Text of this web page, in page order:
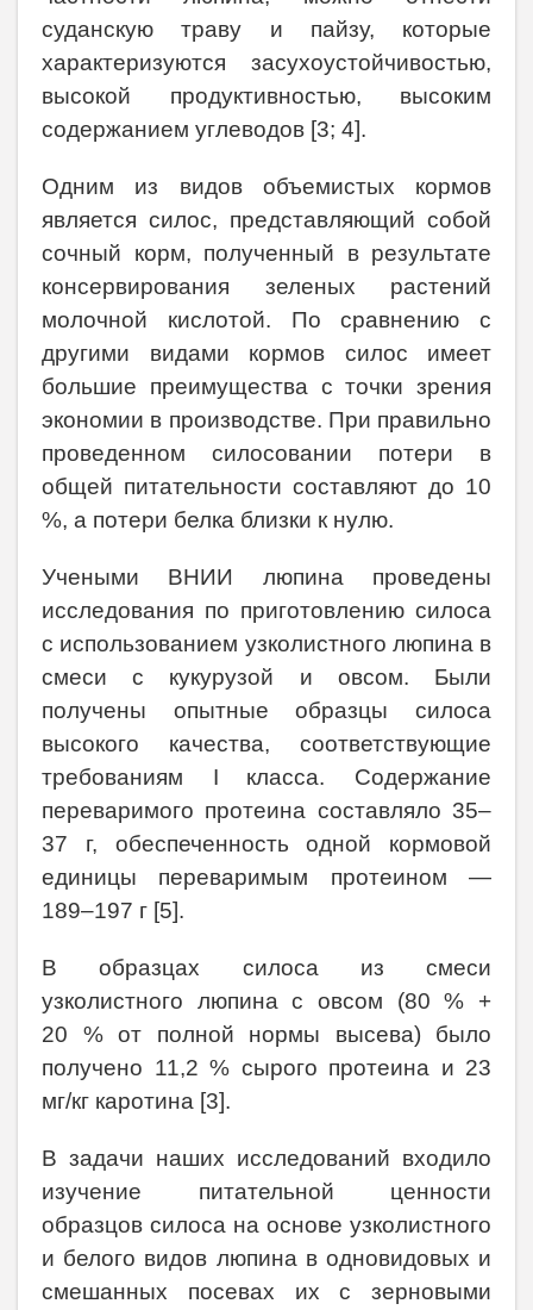
суданскую траву и пайзу, которые
характеризуются засухоустойчивостью,
высокой продуктивностью, высоким
содержанием углеводов [3; 4].
Одним из видов объемистых кормов
является силос, представляющий собой
сочный корм, полученный в результате
консервирования зеленых растений
молочной кислотой. По сравнению с
другими видами кормов силос имеет
большие преимущества с точки зрения
экономии в производстве. При правильно
проведенном силосовании потери в
общей питательности составляют до 10
%, а потери белка близки к нулю.
Учеными ВНИИ люпина проведены
исследования по приготовлению силоса
с использованием узколистного люпина в
смеси с кукурузой и овсом. Были
получены опытные образцы силоса
высокого качества, соответствующие
требованиям I
класса. Содержание
переваримого протеина составляло 35–
37 г, обеспеченность одной кормовой
единицы переваримым протеином —
189–197 г [5].
В образцах силоса из смеси
узколистного люпина с овсом (80 % +
20 % от полной нормы высева) было
получено 11,2 % сырого протеина и 23
мг/кг каротина [3].
В задачи наших исследований входило
изучение питательной ценности
образцов силоса на основе узколистного
и белого видов люпина в одновидовых и
смешанных посевах их с зерновыми